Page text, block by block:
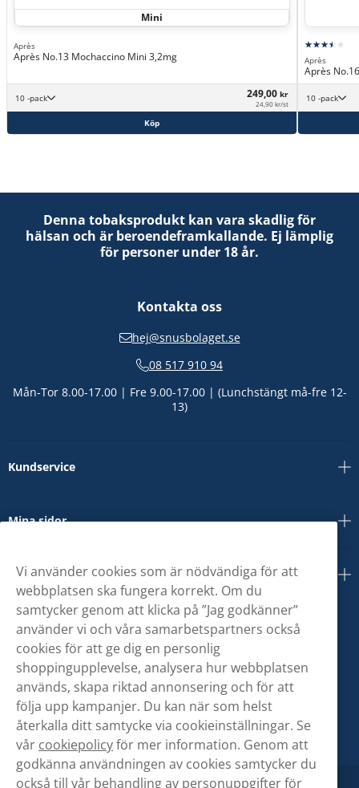
Mini
Après
Après No.13 Mochaccino Mini 3,2mg
10 -pack 249,00 kr
24,90 kr/st
Köp
Après
Après
10 -pack
Denna tobaksprodukt kan vara skadlig för
hälsan och är beroendeframkallande. Ej lämplig
för personer under 18 år.
Kontakta oss
hej@snusbolaget.se
08 517 910 94
Mån-Tor 8.00-17.00 | Fre 9.00-17.00 | (Lunchstängt må-fre 12-
13)
Kundservice
Mina sidor
Om oss
Vi använder cookies som är nödvändiga för att
webbplatsen ska fungera korrekt. Om du
samtycker genom att klicka på ”Jag godkänner”
använder vi och våra samarbetspartners också
cookies för att ge dig en personlig
shoppingupplevelse, analysera hur webbplatsen
används, skapa riktad annonsering och för att
följa upp kampanjer. Du kan när som helst
återkalla ditt samtycke via cookieinställningar. Se
vår cookiepolicyför mer information. Genom att
godkänna användningen av cookies samtycker du
också till vår behandling av personuppgifter för